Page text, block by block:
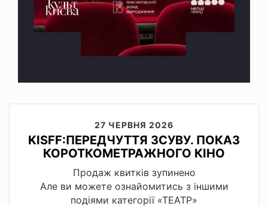
27 ЧЕРВНЯ 2026
KISFF:ПЕРЕДЧУТТЯ ЗСУВУ. ПОКАЗ
КОРОТКОМЕТРАЖНОГО КІНО
Продаж квитків зупинено
Але ви можете ознайомитись з іншими
подіями категорії «ТЕАТР»